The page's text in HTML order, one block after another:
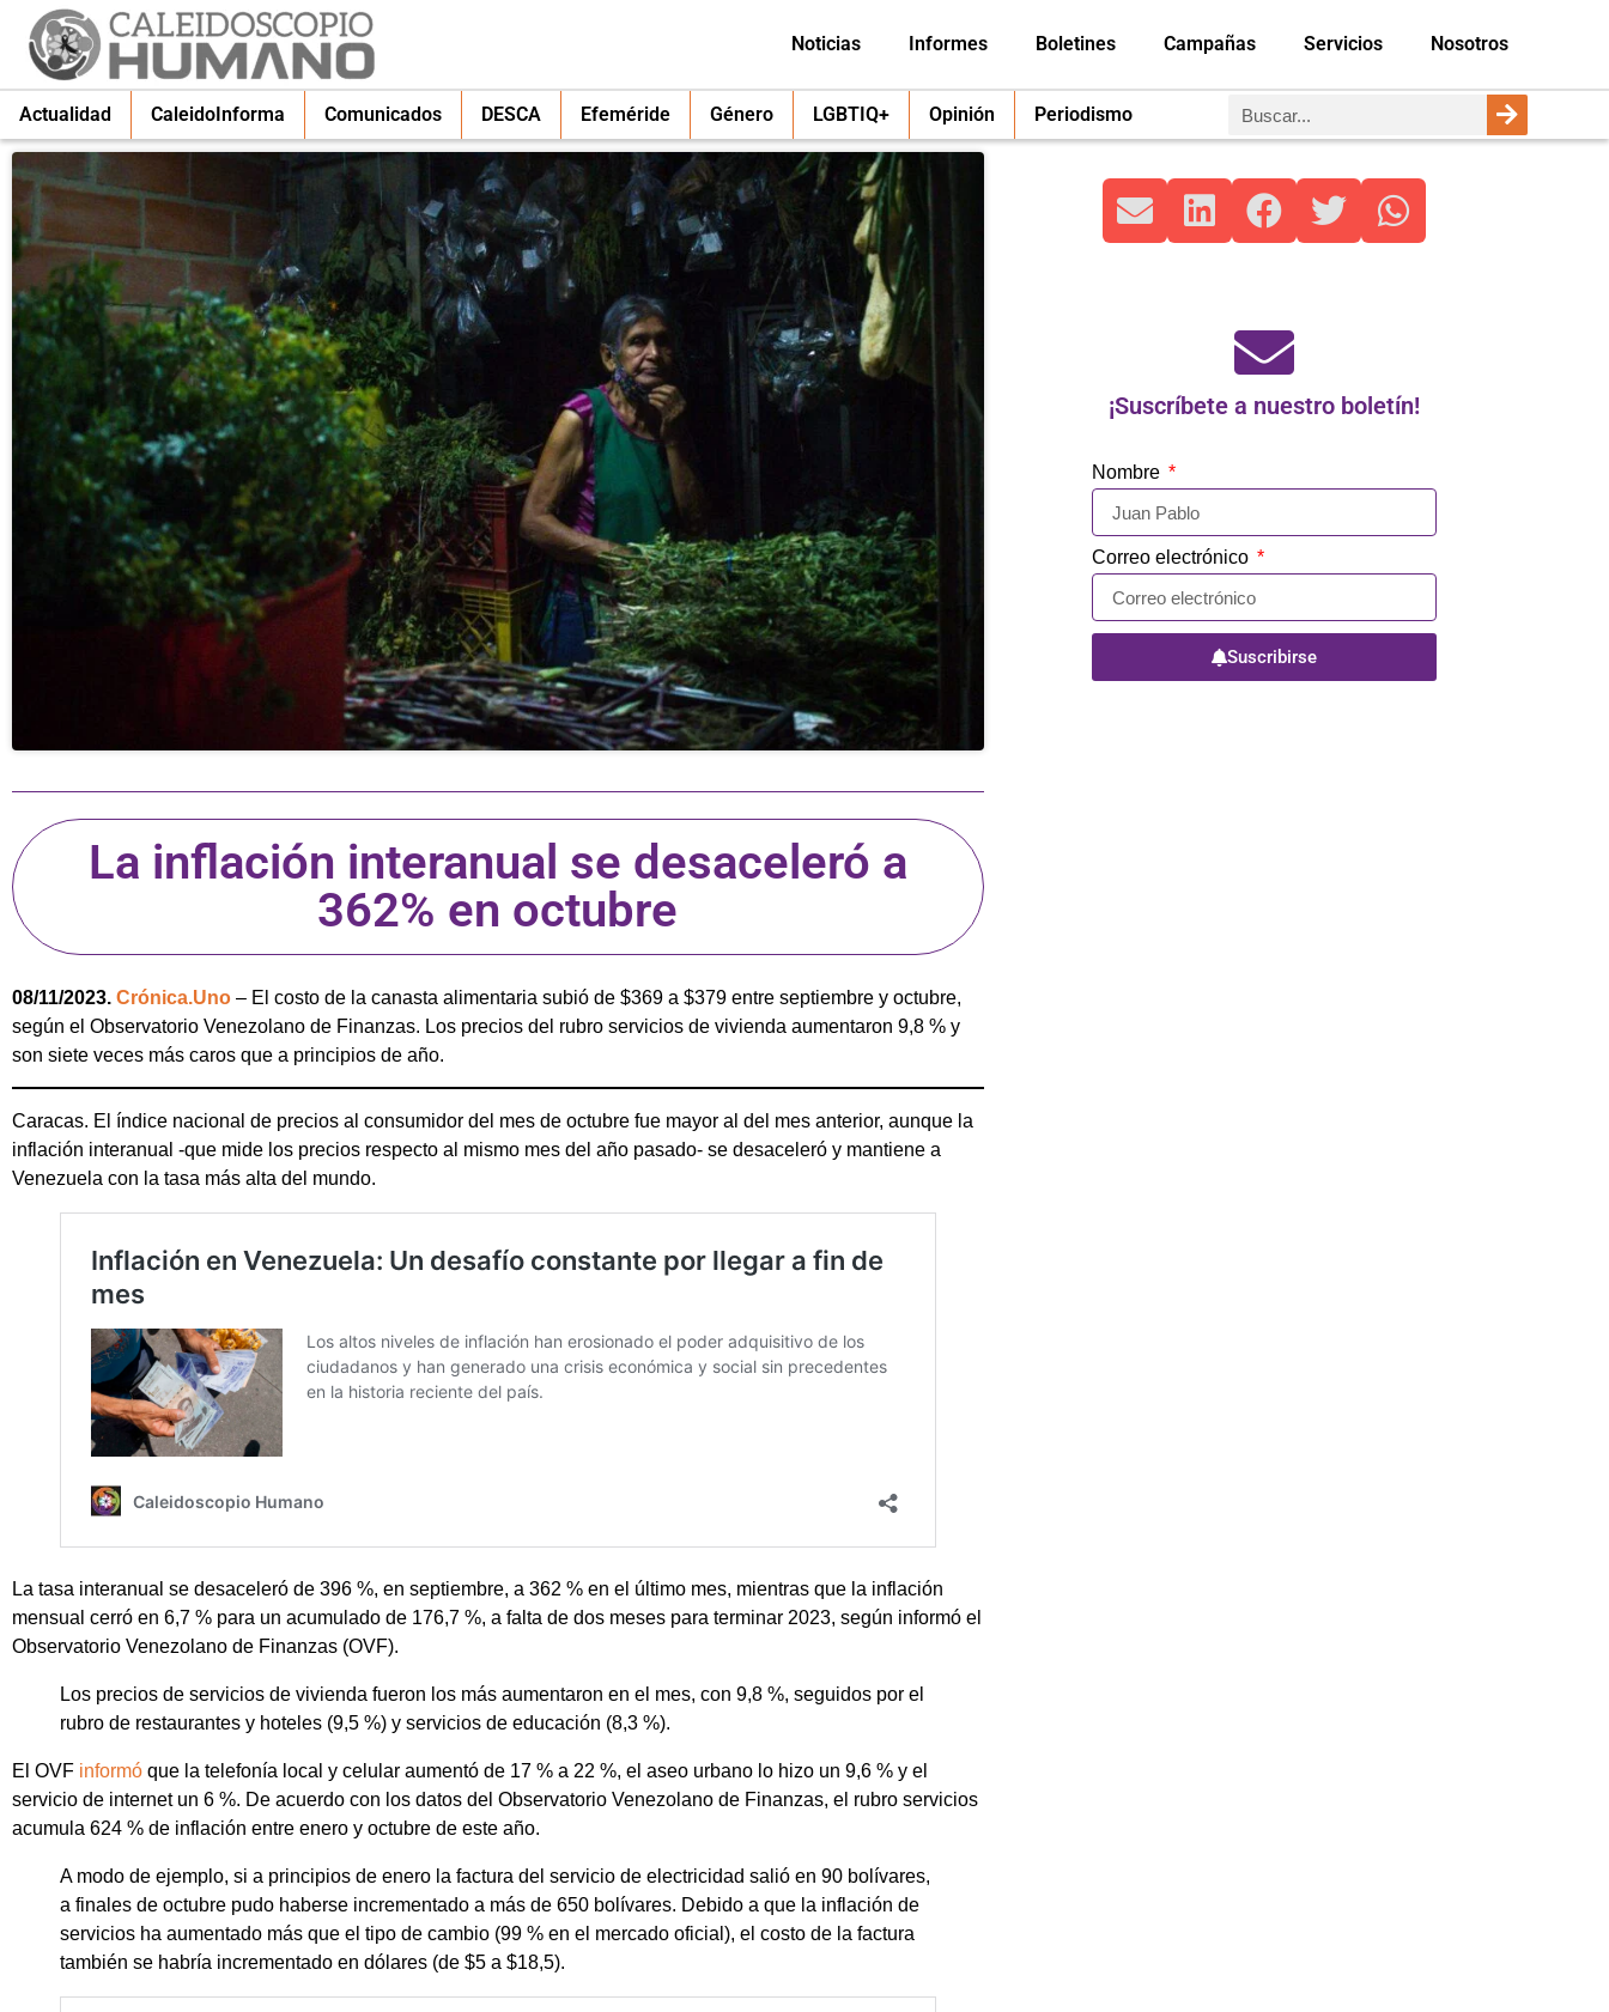
Noticias Informes Boletines Campañas Servicios Nosotros
Actualidad CaleidoInforma Comunicados DESCA Efeméride Género LGBTIQ+ Opinión Periodismo
La inflación interanual se desaceleró a
362% en octubre
08/11/2023. Crónica.Uno – El costo de la canasta alimentaria subió de $369 a $379 entre septiembre y octubre,
según el Observatorio Venezolano de Finanzas. Los precios del rubro servicios de vivienda aumentaron 9,8 % y
son siete veces más caros que a principios de año.
Caracas. El índice nacional de precios al consumidor del mes de octubre fue mayor al del mes anterior, aunque la
inflación interanual -que mide los precios respecto al mismo mes del año pasado- se desaceleró y mantiene a
Venezuela con la tasa más alta del mundo.
La tasa interanual se desaceleró de 396 %, en septiembre, a 362 % en el último mes, mientras que la inflación
mensual cerró en 6,7 % para un acumulado de 176,7 %, a falta de dos meses para terminar 2023, según informó el
Observatorio Venezolano de Finanzas (OVF).
Los precios de servicios de vivienda fueron los más aumentaron en el mes, con 9,8 %, seguidos por el
rubro de restaurantes y hoteles (9,5 %) y servicios de educación (8,3 %).
El OVF informó que la telefonía local y celular aumentó de 17 % a 22 %, el aseo urbano lo hizo un 9,6 % y el
servicio de internet un 6 %. De acuerdo con los datos del Observatorio Venezolano de Finanzas, el rubro servicios
acumula 624 % de inflación entre enero y octubre de este año.
A modo de ejemplo, si a principios de enero la factura del servicio de electricidad salió en 90 bolívares,
a finales de octubre pudo haberse incrementado a más de 650 bolívares. Debido a que la inflación de
servicios ha aumentado más que el tipo de cambio (99 % en el mercado oficial), el costo de la factura
también se habría incrementado en dólares (de $5 a $18,5).
¡Suscríbete a nuestro boletín!
Nombre
Correo electrónico
Suscribirse